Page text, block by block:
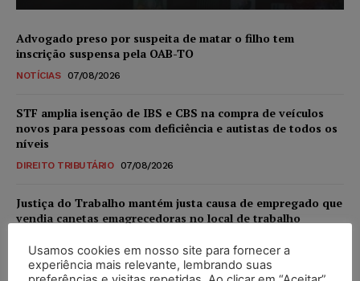
Advogado preso por suspeita de matar o filho tem
inscrição suspensa pela OAB-TO
NOTÍCIAS 07/08/2026
STF amplia isenção de IBS e CBS na compra de veículos
novos para pessoas com deficiência e autistas de todos os
níveis
DIREITO TRIBUTÁRIO 07/08/2026
Justiça do Trabalho mantém justa causa de empregado que
vendia canetas emagrecedoras no local de trabalho
Justiça de SP decreta prisão de suspeito investigado na
Usamos cookies em nosso site para fornecer a
experiência mais relevante, lembrando suas